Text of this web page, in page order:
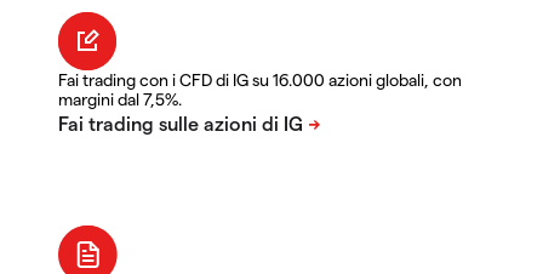
Fai trading con i CFD di IG su 16.000 azioni globali, con
margini dal 7,5%.